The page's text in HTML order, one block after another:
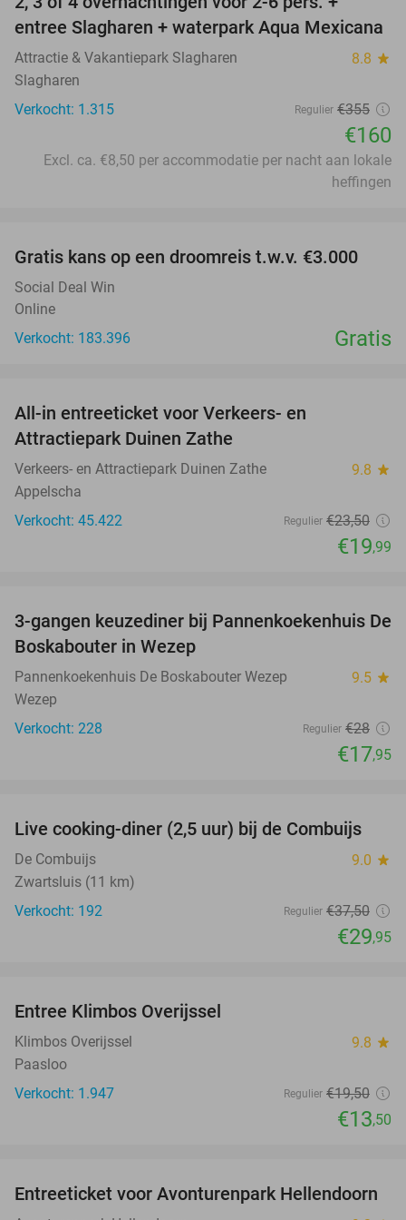
entree Slagharen + waterpark Aqua Mexicana
Attractie & Vakantiepark Slagharen 8.8 star
Slagharen
Verkocht: 1.315
Regulier €355
€160
Excl. ca. €8,50 per accommodatie per nacht aan lokale
heffingen
Gratis kans op een droomreis t.w.v. €3.000
Social Deal Win
Online
Verkocht: 183.396
Gratis
All-in entreeticket voor Verkeers- en
Attractiepark Duinen Zathe
Verkeers- en Attractiepark Duinen Zathe 9.8 star
Appelscha
Verkocht: 45.422
Regulier €23,50
€19,99
36%
3-gangen keuzediner bij Pannenkoekenhuis De
Boskabouter in Wezep
Pannenkoekenhuis De Boskabouter Wezep 9.5 star
Wezep
Verkocht: 228
Regulier €28
€17,95
20%
Live cooking-diner (2,5 uur) bij de Combuijs
De Combuijs 9.0 star
Zwartsluis (11 km)
Verkocht: 192
Regulier €37,50
€29,95
Entree Klimbos Overijssel
Klimbos Overijssel 9.8 star
Paasloo
Verkocht: 1.947
Regulier €19,50
€13,50
41%
Entreeticket voor Avonturenpark Hellendoorn